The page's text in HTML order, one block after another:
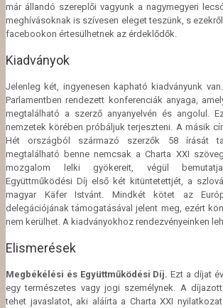
már állandó szereplői vagyunk a nagymegyeri
meghívásoknak is szívesen eleget teszünk, s
facebookon értesülhetnek az érdeklődők.
Kiadványok
Jelenleg két, ingyenesen kapható kiadványunk
Parlamentben rendezett konferenciák anyaga,
megtalálható a szerző anyanyelvén és angolul.
nemzetek körében próbáljuk terjeszteni. A másik
Hét országból származó szerzők 58 írását
megtalálható benne nemcsak a Charta XXI
mozgalom lelki gyökereit, végül
Együttműködési Díj első két kitüntetettjét, a
magyar Käfer Istvánt. Mindkét kötet az
delegációjának támogatásával jelent meg, ezért
nem kerülhet. A kiadványokhoz rendezvényeinken
Elismerések
Megbékélési és Együttműködési Díj. Ezt a díjat
egy természetes vagy jogi személynek. A
tehet javaslatot, aki aláírta a Charta XXI